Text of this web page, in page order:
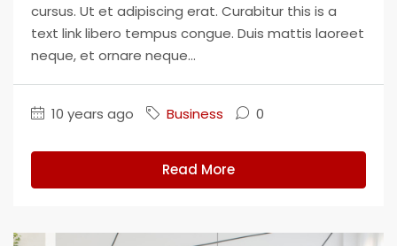
cursus. Ut et adipiscing erat. Curabitur this is a
text link libero tempus congue. Duis mattis laoreet
neque, et ornare neque...
10 years ago Business 0
Read More